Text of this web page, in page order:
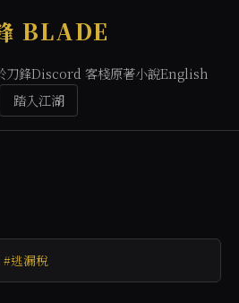
BLADE
刀鋒Discord 客棧原著小說English
踏入江湖
#逃漏稅